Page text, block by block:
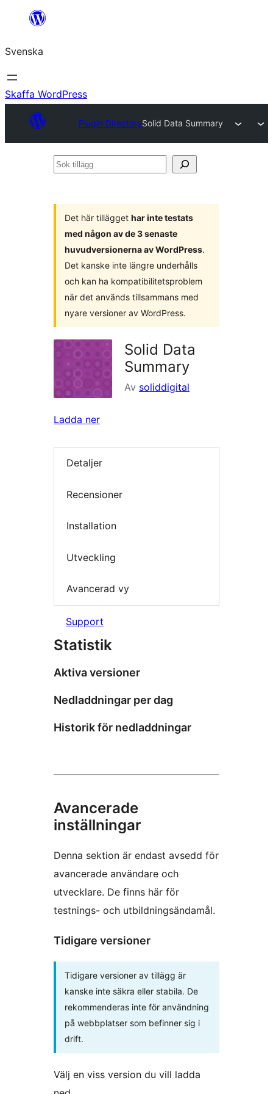
Hoppa
innehåll
Svenska
Skaffa WordPress
Plugin DirectorySolid Data Summary
Sök
Det här tillägget har inte testats
med någon av de 3 senaste
huvudversionerna av WordPress.
Det kanske inte längre underhålls
och kan ha kompatibilitetsproblem
när det används tillsammans med
nyare versioner av WordPress.
Solid Data
Summary
Av soliddigital
Ladda ner
Detaljer
Recensioner
Installation
Utveckling
Avancerad vy
Support
Statistik
Aktiva versioner
Nedladdningar per dag
Historik för nedladdningar
Avancerade
inställningar
Denna sektion är endast avsedd för
avancerade användare och
utvecklare. De finns här för
testnings- och utbildningsändamål.
Tidigare versioner
Tidigare versioner av tillägg är
kanske inte säkra eller stabila. De
rekommenderas inte för användning
på webbplatser som befinner sig i
drift.
Välj en viss version du vill ladda